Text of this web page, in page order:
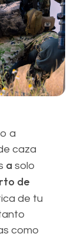
a
caza
a solo
de
de tu
como